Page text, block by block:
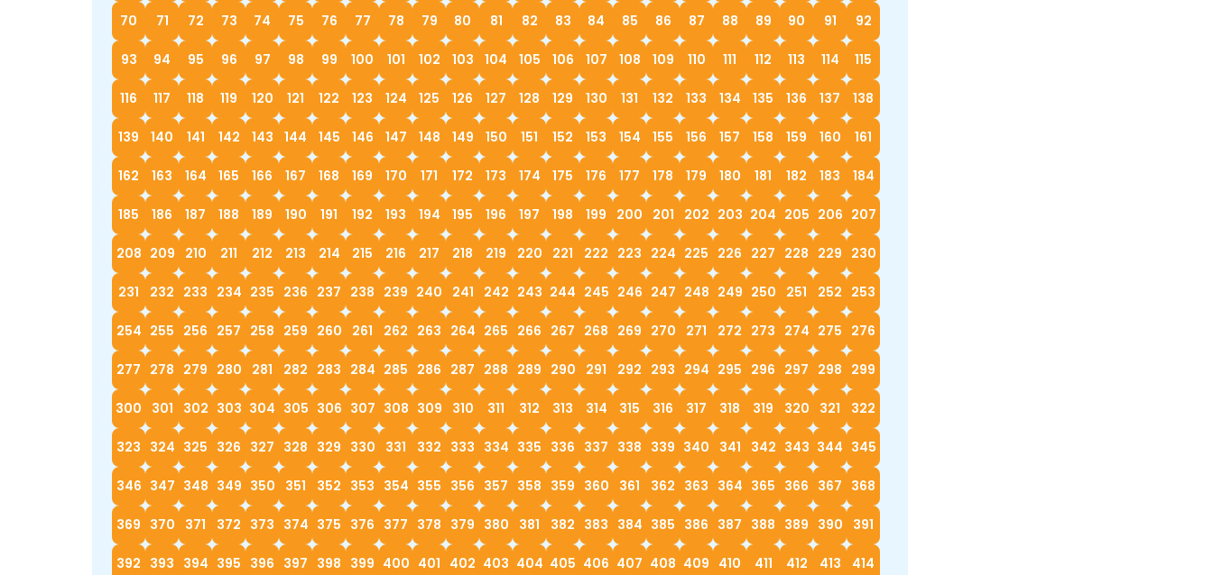
70 71 72 73 74 75 76 77 78 79 80 81 82 83 84 85 86 87 88 89 90 91 92
93 94 95 96 97 98 99 100 101 102 103 104 105 106 107 108 109 110 111 112 113 114 115
116 117 118 119 120 121 122 123 124 125 126 127 128 129 130 131 132 133 134 135 136 137 138
139 140 141 142 143 144 145 146 147 148 149 150 151 152 153 154 155 156 157 158 159 160 161
162 163 164 165 166 167 168 169 170 171 172 173 174 175 176 177 178 179 180 181 182 183 184
185 186 187 188 189 190 191 192 193 194 195 196 197 198 199 200 201 202 203 204 205 206 207
208 209 210 211 212 213 214 215 216 217 218 219 220 221 222 223 224 225 226 227 228 229 230
231 232 233 234 235 236 237 238 239 240 241 242 243 244 245 246 247 248 249 250 251 252 253
254 255 256 257 258 259 260 261 262 263 264 265 266 267 268 269 270 271 272 273 274 275 276
277 278 279 280 281 282 283 284 285 286 287 288 289 290 291 292 293 294 295 296 297 298 299
300 301 302 303 304 305 306 307 308 309 310 311 312 313 314 315 316 317 318 319 320 321 322
323 324 325 326 327 328 329 330 331 332 333 334 335 336 337 338 339 340 341 342 343 344 345
346 347 348 349 350 351 352 353 354 355 356 357 358 359 360 361 362 363 364 365 366 367 368
369 370 371 372 373 374 375 376 377 378 379 380 381 382 383 384 385 386 387 388 389 390 391
392 393 394 395 396 397 398 399 400 401 402 403 404 405 406 407 408 409 410 411 412 413 414